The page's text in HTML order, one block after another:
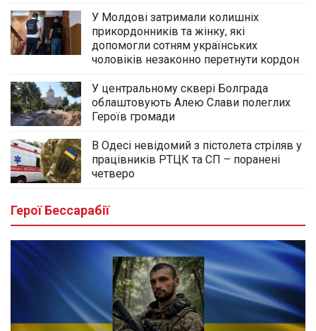
У Молдові затримали колишніх
прикордонників та жінку, які
допомогли сотням українських
чоловіків незаконно перетнути кордон
У центральному сквері Болграда
облаштовують Алею Слави полеглих
Героїв громади
В Одесі невідомий з пістолета стріляв у
працівників РТЦК та СП – поранені
четверо
Герої Бессарабії